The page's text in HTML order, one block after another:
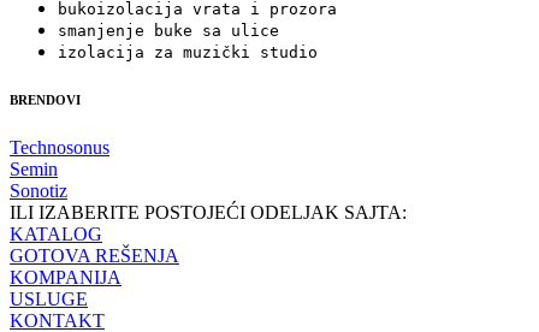
bukoizolacija vrata i prozora
smanjenje buke sa ulice
izolacija za muzički studio
BRENDOVI
Technosonus
Semin
Sonotiz
ILI IZABERITE POSTOJEĆI ODELJAK SAJTA:
KATALOG
GOTOVA REŠENJA
KOMPANIJA
USLUGE
KONTAKT